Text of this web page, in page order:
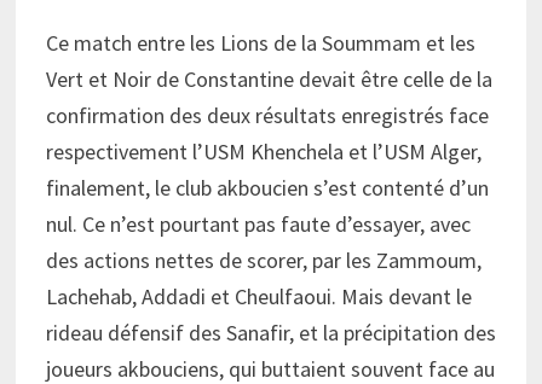
Ce match entre les Lions de la Soummam et les
Vert et Noir de Constantine devait être celle de la
confirmation des deux résultats enregistrés face
respectivement l’USM Khenchela et l’USM Alger,
finalement, le club akboucien s’est contenté d’un
nul. Ce n’est pourtant pas faute d’essayer, avec
des actions nettes de scorer, par les Zammoum,
Lachehab, Addadi et Cheulfaoui. Mais devant le
rideau défensif des Sanafir, et la précipitation des
joueurs akbouciens, qui buttaient souvent face au